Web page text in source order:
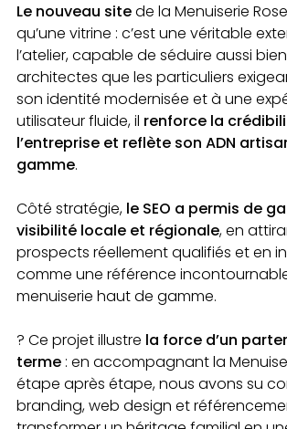
Le nouveau sitede la Menuiserie
qu’une vitrine : c’est une véritable
l’atelier, capable de séduire aussi
architectes que les particuliers
son identité modernisée et à une
utilisateur fluide, il renforce la
l’entreprise et reflète son ADN
gamme.
Côté stratégie, le SEO a permis de
visibilité locale et régionale, en
prospects réellement qualifiés et en
comme une référence
menuiserie haut de gamme.
? Ce projet illustre la force d’un
terme : en accompagnant la
étape après étape, nous avons su
branding, web design et